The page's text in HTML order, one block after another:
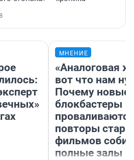
МНЕНИЕ
«Аналоговая
вот что нам
Почему новые
блокбастеры
повторы
фильмов
полные залы